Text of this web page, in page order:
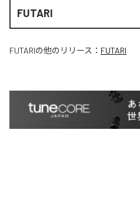
FUTARI
FUTARIの他のリリース： FUTARI